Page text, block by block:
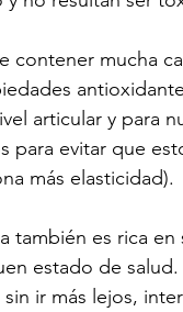
contener mucha
articular y para
para evitar que
más elasticidad).
también es rica
estado de
ir más lejos,